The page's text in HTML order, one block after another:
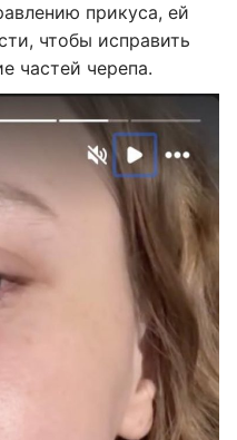
прикуса, ей
чтобы исправить
частей черепа.